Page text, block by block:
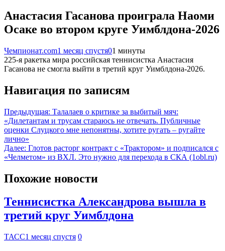
Анастасия Гасанова проиграла Наоми
Осаке во втором круге Уимблдона-2026
Чемпионат.com1 месяц спустя01 минуты
225-я ракетка мира российская теннисистка Анастасия
Гасанова не смогла выйти в третий круг Уимблдона-2026.
Навигация по записям
Предыдущая: Талалаев о критике за выбитый мяч:
«Дилетантам и трусам стараюсь не отвечать. Публичные
оценки Слуцкого мне непонятны, хотите ругать – ругайте
лично»
Далее: Глотов расторг контракт с «Трактором» и подписался с
«Челметом» из ВХЛ. Это нужно для перехода в СКА (1obl.ru)
Похожие новости
Теннисистка Александрова вышла в
третий круг Уимблдона
ТАСС1 месяц спустя 0